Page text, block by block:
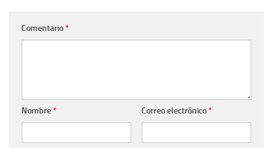
Comentario*
Nombre* Correo electrónico*